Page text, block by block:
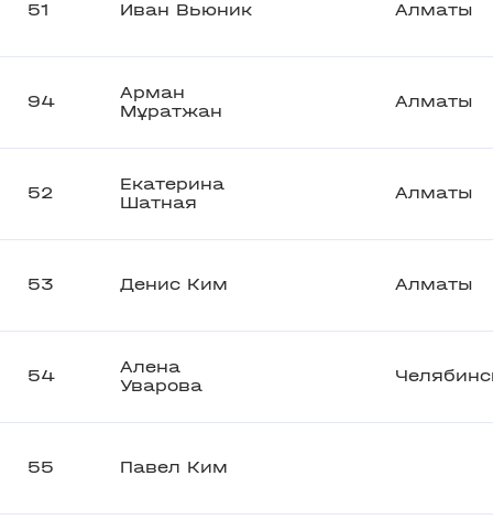
51 Иван Вьюник Алматы
94
Арман
Мұратжан
Алматы
52
Екатерина
Шатная
Алматы
53 Денис Ким Алматы
54
Алена
Уварова
55 Павел Ким